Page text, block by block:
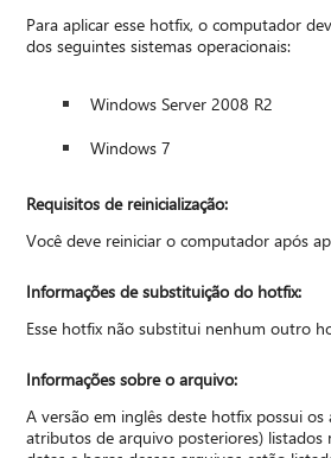
Para aplicar esse hotfix, o computador
dos seguintes sistemas operacionais:
Windows Server 2008 R2
Windows 7
Requisitos de reinicialização:
Você deve reiniciar o computador após
Informações de substituição do hotfix:
Esse hotfix não substitui nenhum outro
Informações sobre o arquivo:
A versão em inglês deste hotfix possui
atributos de arquivo posteriores) listados